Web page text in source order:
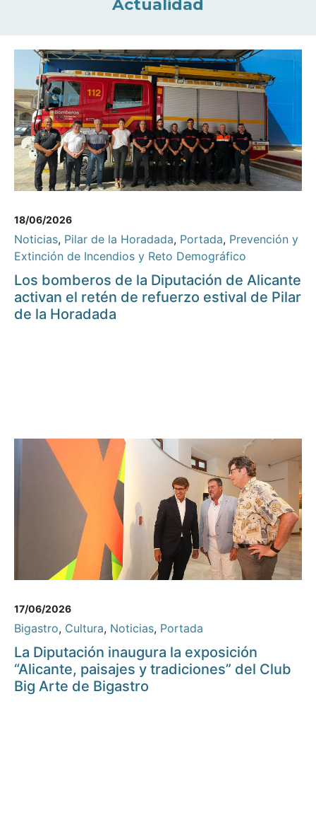
Actualidad
18/06/2026
Noticias, Pilar de la Horadada, Portada, Prevención y
Extinción de Incendios y Reto Demográfico
Los bomberos de la Diputación de Alicante
activan el retén de refuerzo estival de Pilar
de la Horadada
17/06/2026
Bigastro, Cultura, Noticias, Portada
La Diputación inaugura la exposición
“Alicante, paisajes y tradiciones” del Club
Big Arte de Bigastro